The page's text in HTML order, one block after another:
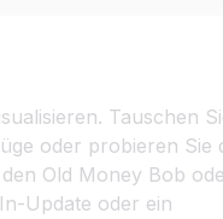
Tauschen
oder probieren Sie
Old Money Bob
Update oder ein